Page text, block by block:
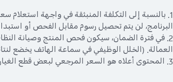
1. بالنسبة إلى التكلفة المنبثقة في واجهة
البرنامج، لن يتم تحصيل رسوم مقابل الفحص أو
2. في فترة الضمان، سيكون فحص المنتج وصيانة
العمالة. (الخلل الوظيفي في سماعة الهاتف يخضع
3. المحتوى أعلاه هو السعر المرجعي لبعض قطع الغيار، يرجى الرجوع إلى مركز خدمة فيفو لمعرفة أسعار قطع الغيار الأخرى.